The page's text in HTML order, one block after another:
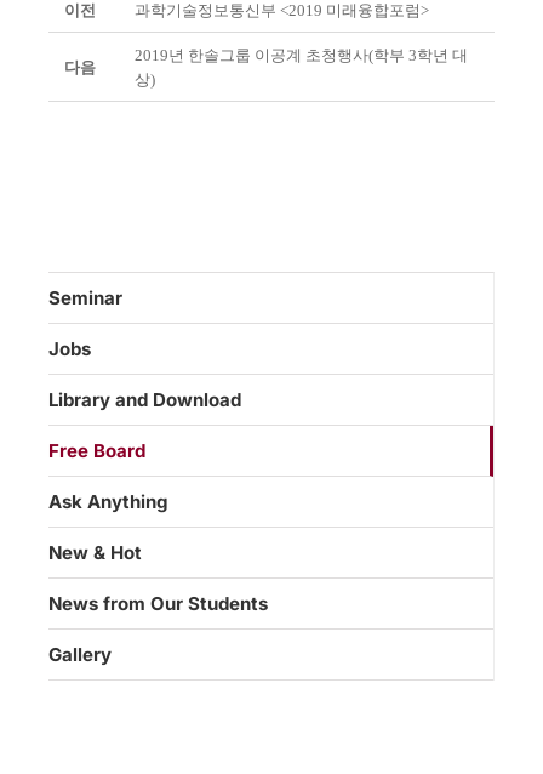
이전 과학기술정보통신부 <2019 미래융합포럼>
다음
2019년 한솔그룹 이공계 초청행사(학부 3학년 대
상)
Seminar
Jobs
Library and Download
Free Board
Ask Anything
New & Hot
News from Our Students
Gallery